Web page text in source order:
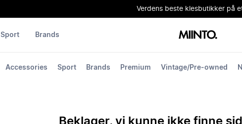
Verdens beste klesbutikker på
Accessories Sport Brands Premium Vintage/Pre-owned
Sport Brands
Beklager, vi kunne ikke finne